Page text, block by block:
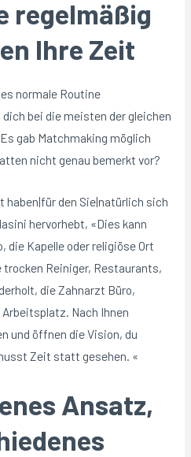
regelmäßig
Ihre Zeit
normale Routine
bei die meisten der gleichen
gab Matchmaking möglich
nicht genau bemerkt vor?
haben|für den Sie|natürlich sich
hervorhebt, «Dies kann
Kapelle oder religiöse Ort
Reiniger, Restaurants,
die Zahnarzt Büro,
Nach Ihnen
und öffnen die Vision, du
Zeit statt gesehen. «
Ansatz,